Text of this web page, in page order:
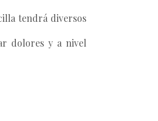
tendrá diversos
dolores y a nivel